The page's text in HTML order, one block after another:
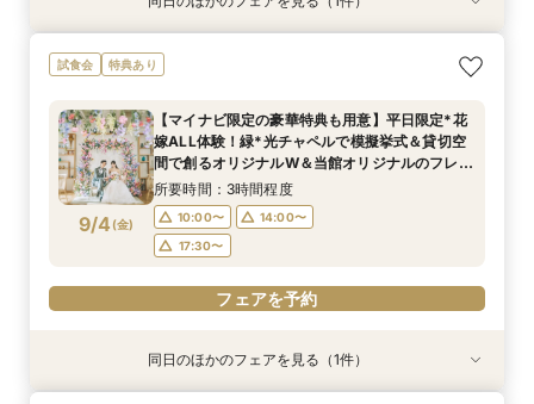
特典あり
9/3(木)
【マイナビ限定の豪華特典も用意】初見学にお勧
め◎緑溢れるチャペルや貸切ができるパーティ会
談会で見積もりや特典などについて詳しく知れる
《安心》フェアを開催
所要時間：3時間程度
10:00〜
14:00〜
17:30〜
フェアを予約
試食会 特典あり
9/4 (金)
【マイナビ限定の豪華特典も用意】平日限定*花
嫁ALL体験！緑*光チャペルで模擬挙式＆貸切空
間で創るオリジナルW＆当館オリジナルのフレン
チ×日本料理の融合料理も体験できる贅沢試食会
へご招待
所要時間：3時間程度
10:00〜
14:00〜
17:30〜
フェアを予約
特典あり同日のほかのフェアを見る（1件）